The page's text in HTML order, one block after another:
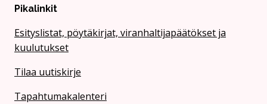
Pikalinkit
Esityslistat, pöytäkirjat, viranhaltijapäätökset ja
kuulutukset
Tilaa uutiskirje
Tapahtumakalenteri